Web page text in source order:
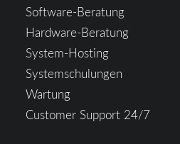
Software-Beratung
Hardware-Beratung
System-Hosting
Systemschulungen
Wartung
Customer Support 24/7